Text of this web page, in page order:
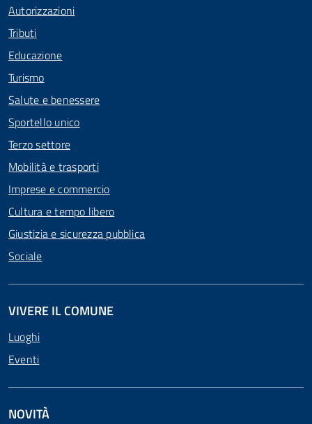
Autorizzazioni
Tributi
Educazione
Turismo
Salute e benessere
Sportello unico
Terzo settore
Mobilità e trasporti
Imprese e commercio
Cultura e tempo libero
Giustizia e sicurezza pubblica
Sociale
VIVERE IL COMUNE
Luoghi
Eventi
NOVITÀ